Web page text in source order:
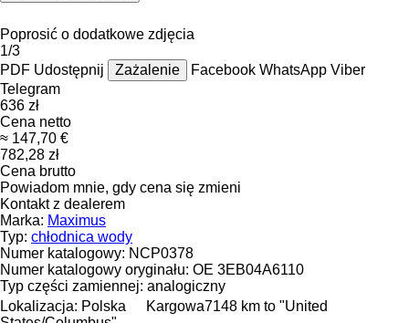
Poprosić o dodatkowe zdjęcia
1/3
PDF Udostępnij Zażalenie Facebook WhatsApp Viber
Telegram
636 zł
Cena netto
≈ 147,70 €
782,28 zł
Cena brutto
Powiadom mnie, gdy cena się zmieni
Kontakt z dealerem
Marka: Maximus
Typ: chłodnica wody
Numer katalogowy: NCP0378
Numer katalogowy oryginału: OE 3EB04A6110
Typ części zamiennej: analogiczny
Lokalizacja: Polska Kargowa7148 km to "United